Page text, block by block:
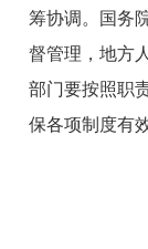
筹协调。国务
督管理，地方
部门要按照职
保各项制度有